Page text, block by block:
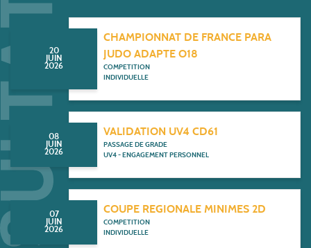
20
JUIN
2026
CHAMPIONNAT DE FRANCE PARA
JUDO ADAPTE O18
COMPETITION
INDIVIDUELLE
08
JUIN
2026
VALIDATION UV4 CD61
PASSAGE DE GRADE
UV4 - ENGAGEMENT PERSONNEL
07
JUIN
2026
COUPE REGIONALE MINIMES 2D
COMPETITION
INDIVIDUELLE